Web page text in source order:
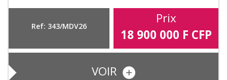
Ref: 343/MDV26
Prix
18 900 000 F CFP
VOIR